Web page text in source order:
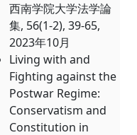
西南学院大学法学論
集, 56(1-2), 39-65,
2023年10月
Living with and
Fighting against the
Postwar Regime:
Conservatism and
Constitution in